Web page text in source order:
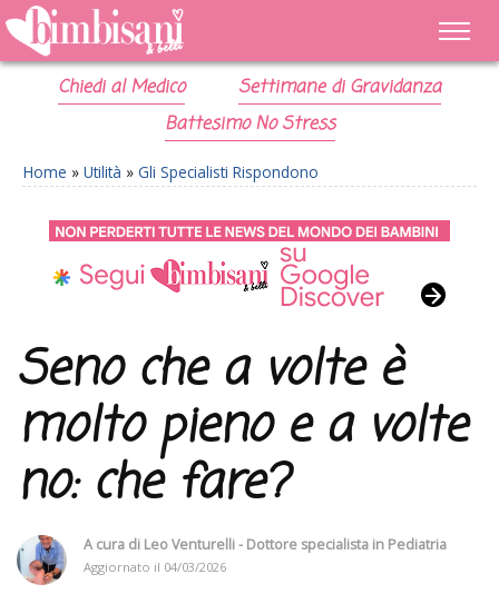
Chiedi al Medico
Settimane di Gravidanza
Battesimo No Stress
Home » Utilità » Gli Specialisti Rispondono
Seno che a volte è
molto pieno e a volte
no: che fare?
A cura di Leo Venturelli - Dottore specialista in Pediatria
Aggiornato il 04/03/2026